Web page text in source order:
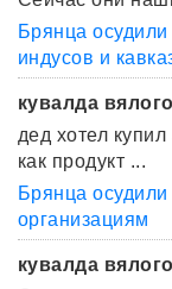
Брянца
индусов и
кувалда вялого
дед хотел
как продукт ...
Брянца
организациям
кувалда вялого